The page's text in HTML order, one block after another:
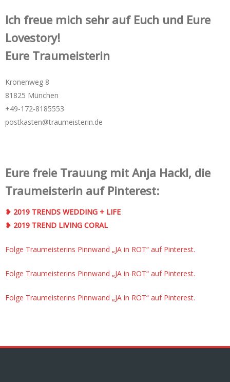
Ich freue mich sehr auf Euch und Eure
Lovestory!
Eure Traumeisterin
Kronenweg 8
81825 München
+49-172-­8185553
postkasten@traumeisterin.de
Eure freie Trauung mit Anja Hackl, die
Traumeisterin auf Pinterest:
❥ 2019 TRENDS WEDDING + LIFE
❥ 2019 TREND LIVING CORAL
Folge Traumeisterins Pinnwand „JA in ROT“ auf Pinterest.
Folge Traumeisterins Pinnwand „JA in ROT“ auf Pinterest.
Folge Traumeisterins Pinnwand „JA in ROT“ auf Pinterest.